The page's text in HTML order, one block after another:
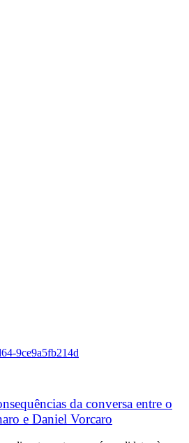
da conversa entre o
e Daniel Vorcaro